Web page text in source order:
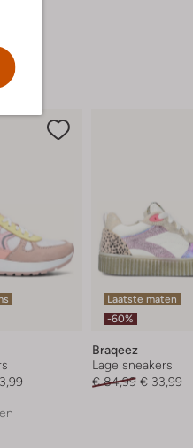
Laatste maten
-60%
Braqeez
Lage sneakers
€ 84,99 € 33,99